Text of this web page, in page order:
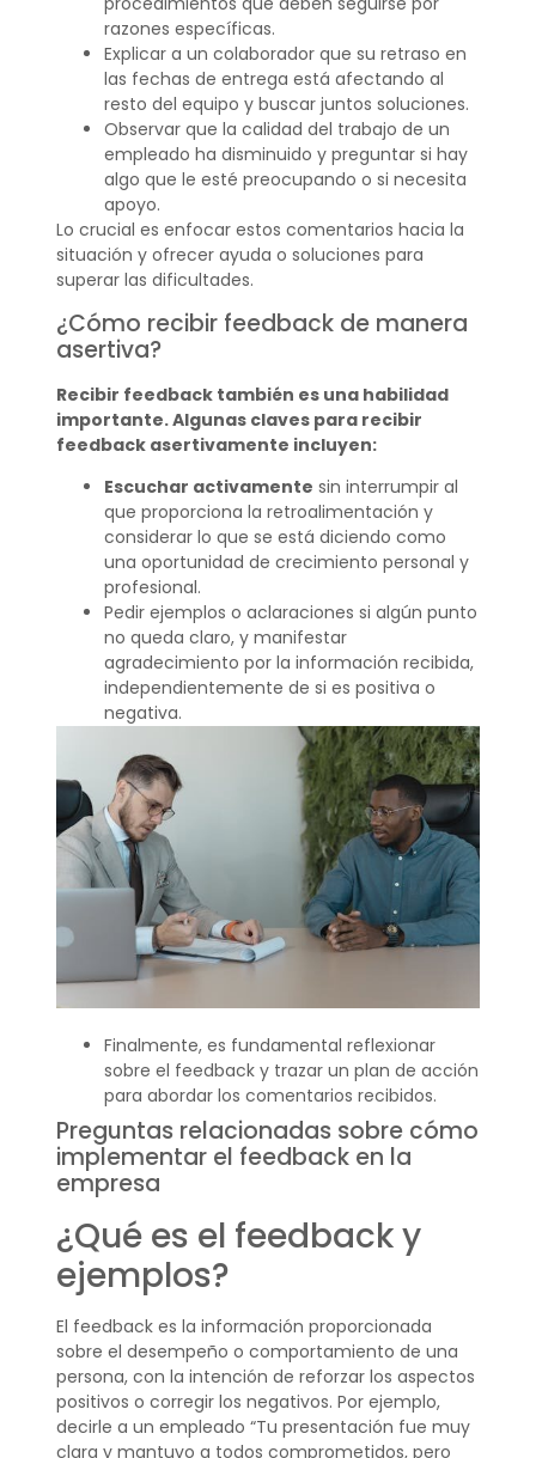
razones específicas.
Explicar a un colaborador que su retraso en
las fechas de entrega está afectando al
resto del equipo y buscar juntos soluciones.
Observar que la calidad del trabajo de un
empleado ha disminuido y preguntar si hay
algo que le esté preocupando o si necesita
apoyo.
Lo crucial es enfocar estos comentarios hacia la
situación y ofrecer ayuda o soluciones para
superar las dificultades.
¿Cómo recibir feedback de manera
asertiva?
Recibir feedback también es una habilidad
importante. Algunas claves para recibir
feedback asertivamente incluyen:
Escuchar activamente sin interrumpir al
que proporciona la retroalimentación y
considerar lo que se está diciendo como
una oportunidad de crecimiento personal y
profesional.
Pedir ejemplos o aclaraciones si algún punto
no queda claro, y manifestar
agradecimiento por la información recibida,
independientemente de si es positiva o
negativa.
Finalmente, es fundamental reflexionar
sobre el feedback y trazar un plan de acción
para abordar los comentarios recibidos.
Preguntas relacionadas sobre cómo
implementar el feedback en la
empresa
¿Qué es el feedback y
ejemplos?
El feedback es la información proporcionada
sobre el desempeño o comportamiento de una
persona, con la intención de reforzar los aspectos
positivos o corregir los negativos. Por ejemplo,
decirle a un empleado “Tu presentación fue muy
clara y mantuvo a todos comprometidos, pero